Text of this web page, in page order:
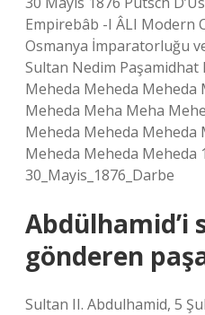
Empirebâb -I ÂLI Modern
Osmanya İmparatorluğu
Sultan Nedim Paşamidhat
Meheda Meheda Meheda
Meheda Meha Meha
Meheda Meheda Meheda
Meheda Meheda Meheda
30_Mayis_1876_Darbe
Abdülhamid’i
gönderen
Sultan II. Abdulhamid, 5